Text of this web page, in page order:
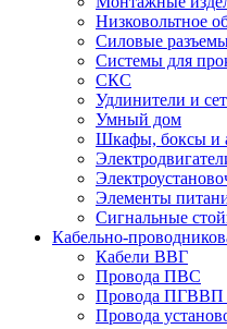
Низковольтное
Силовые
Системы для
СКС
Удлинители и
Умный дом
Шкафы, боксы и
Элементы
Сигнальные
Кабельно-
Кабели ВВГ
Провода ПВС
Провода
Провода